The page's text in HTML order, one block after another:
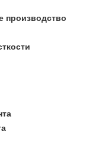
производство